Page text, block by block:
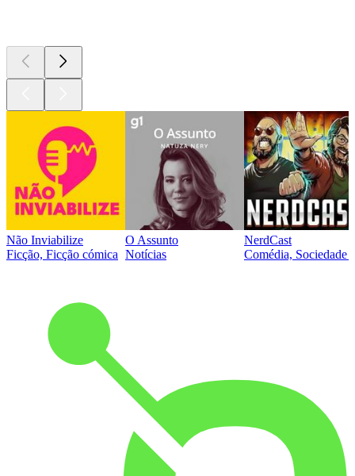
Não Inviabilize
Ficção, Ficção cómica
O Assunto
Notícias
NerdCast
Comédia, Sociedade